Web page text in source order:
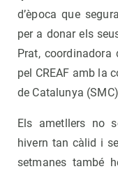
d’època que
per a donar els
Prat, coordinadora
pel CREAF amb la
de Catalunya
Els ametllers no
hivern tan càlid i
setmanes també